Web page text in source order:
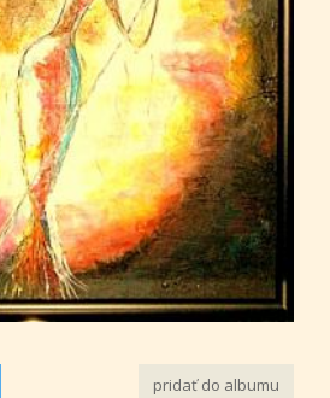
pridať do albumu